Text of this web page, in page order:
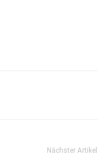
Nächster Artikel